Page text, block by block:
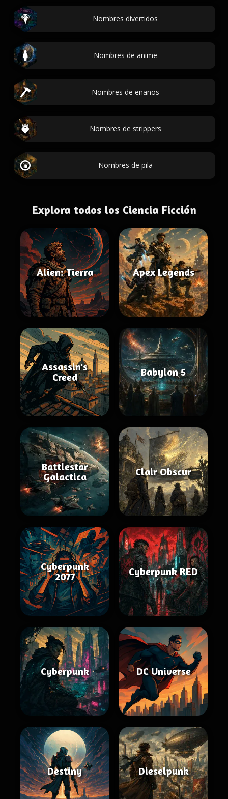
Nombres divertidos
Nombres de anime
Nombres de enanos
Nombres de strippers
Nombres de pila
Explora todos los Ciencia Ficción
Alien: Tierra Apex Legends
Assassin's
Creed
Babylon 5
Battlestar
Galactica
Clair Obscur
Cyberpunk
2077
Cyberpunk RED
Cyberpunk DC Universe
Destiny Dieselpunk